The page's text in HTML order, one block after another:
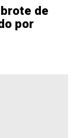
de
por